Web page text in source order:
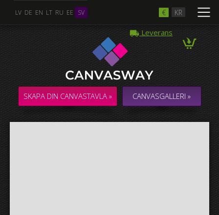
LV DE EN LT RU EE SV € KR
Leverans
SKAPA DIN CANVASTAVLA » CANVASGALLERI »
Flera Foton
COLLAGE / KOMPOSITION med flera foton